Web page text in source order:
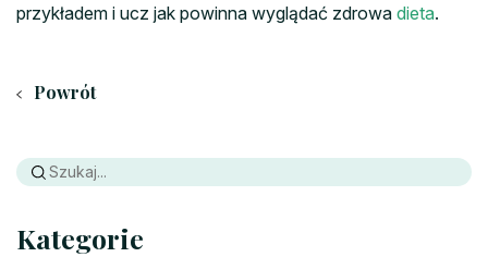
przykładem i ucz jak powinna wyglądać zdrowa dieta.
Powrót
Kategorie